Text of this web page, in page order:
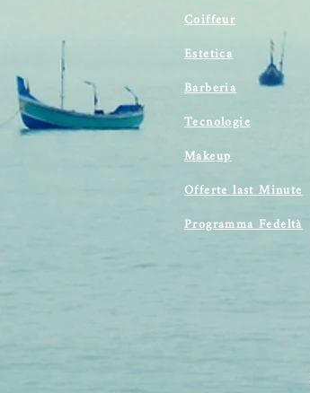
Coiffeur
Estetica
Barberia
Tecnologie
Makeup
Offerte last Minute
Programma Fedeltà